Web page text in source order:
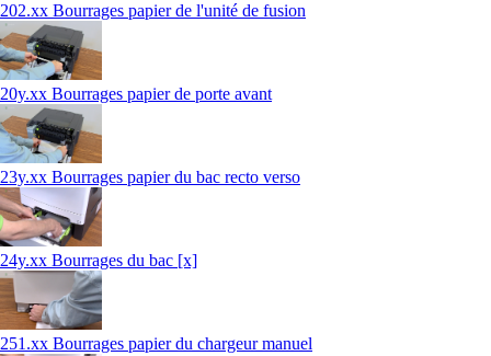
202.xx Bourrages papier de l'unité de fusion
20y.xx Bourrages papier de porte avant
23y.xx Bourrages papier du bac recto verso
24y.xx Bourrages du bac [x]
251.xx Bourrages papier du chargeur manuel